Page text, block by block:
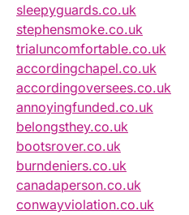
sleepyguards.co.uk
stephensmoke.co.uk
trialuncomfortable.co.uk
accordingchapel.co.uk
accordingoversees.co.uk
annoyingfunded.co.uk
belongsthey.co.uk
bootsrover.co.uk
burndeniers.co.uk
canadaperson.co.uk
conwayviolation.co.uk